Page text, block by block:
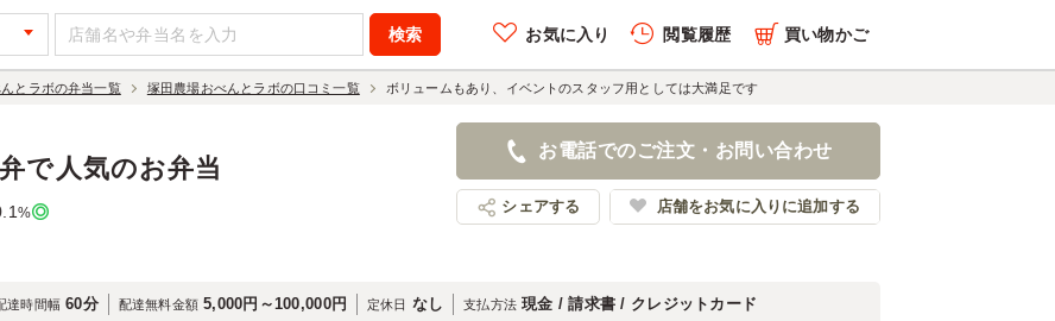
お気に入り 閲覧履歴 買い物かご
とラボの弁当一覧 塚田農場おべんとラボの口コミ一覧 ボリュームもあり、イベントのスタッフ用としては大満足です
で人気のお弁当
%
お電話でのご注文・お問い合わせ
シェアする 店舗をお気に入りに追加する
達時間幅 60分 配達無料金額 5,000円～100,000円 定休日 なし 支払方法 現金 / 請求書 / クレジットカード